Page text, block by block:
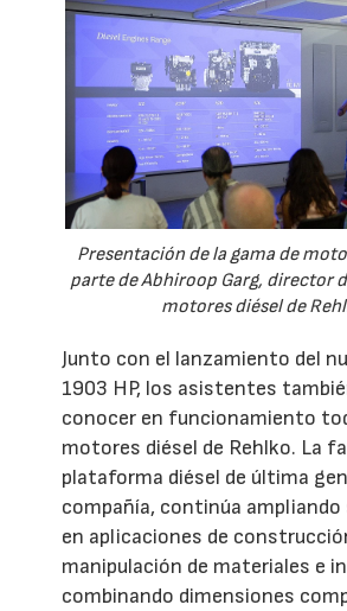
Presentación de la gama de
parte de Abhiroop Garg, director
motores diésel de
Junto con el lanzamiento del
1903 HP, los asistentes
conocer en funcionamiento
motores diésel de Rehlko. La
plataforma diésel de última
compañía, continúa ampliando
en aplicaciones de
manipulación de materiales e
combinando dimensiones